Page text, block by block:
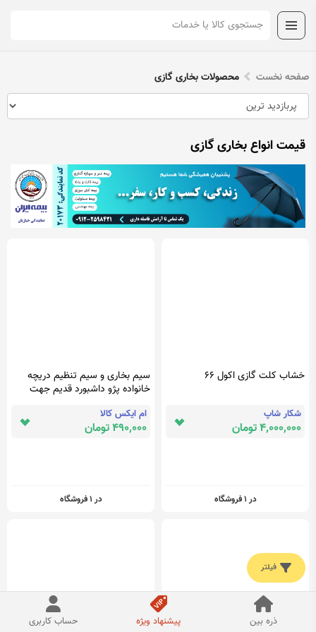
صفحه نخست محصولات بخاری گازی
قیمت انواع بخاری گازی
خشاب کلت گازی اکول ۶۶
شکار شاپ
4,000,000 تومان
در 1 فروشگاه
سیم بخاری و سیم تنظیم دریچه
خانواده پژو داشبورد قدیم جهت
ام ایکس کالا
490,000 تومان
در 1 فروشگاه
فیلتر
ذره بین پیشنهاد ویژه حساب کاربری